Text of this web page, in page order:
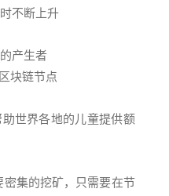
不断上升
产生者
块链节点
世界各地的儿童提供额
集的挖矿，只需要在节